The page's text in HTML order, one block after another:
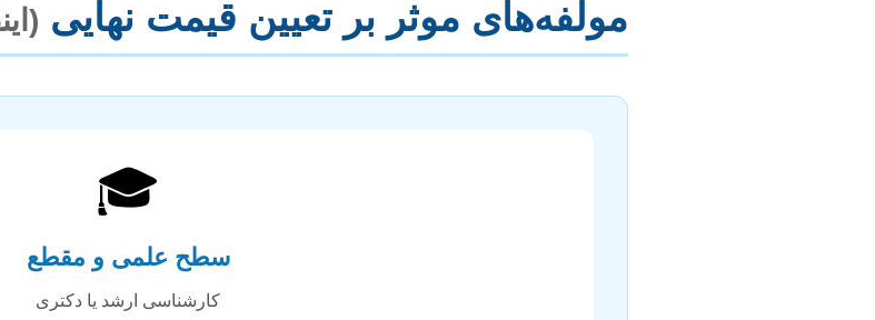
مولفه‌های موثر بر تعیین قیمت نهایی
🎓
سطح علمی و مقطع
کارشناسی ارشد یا دکتری